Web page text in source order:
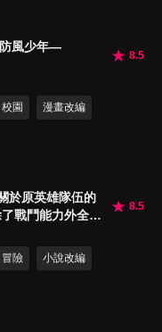
風少年—
8.5
校園 漫畫改編
於原英雄隊伍的
戰鬥能力外全是
8.5
冒險 小說改編